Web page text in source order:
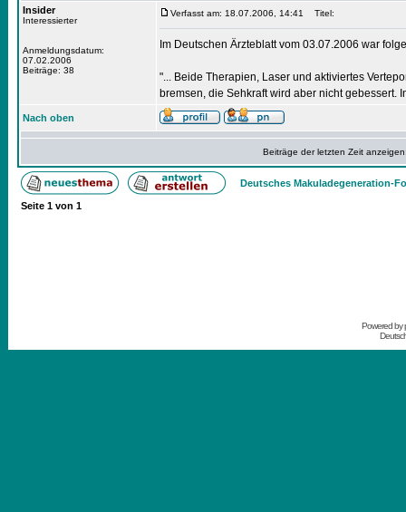
Insider
Interessierter
Anmeldungsdatum:
07.02.2006
Beiträge: 38
Verfasst am: 18.07.2006, 14:41 Titel:
Im Deutschen Ärzteblatt vom 03.07.2006 war
"... Beide Therapien, Laser und aktiviertes
bremsen, die Sehkraft wird aber nicht gebessert.
Nach oben
Beiträge der letzten Zeit
Deutsches Makuladegeneration-
Seite 1 von 1
Powered by